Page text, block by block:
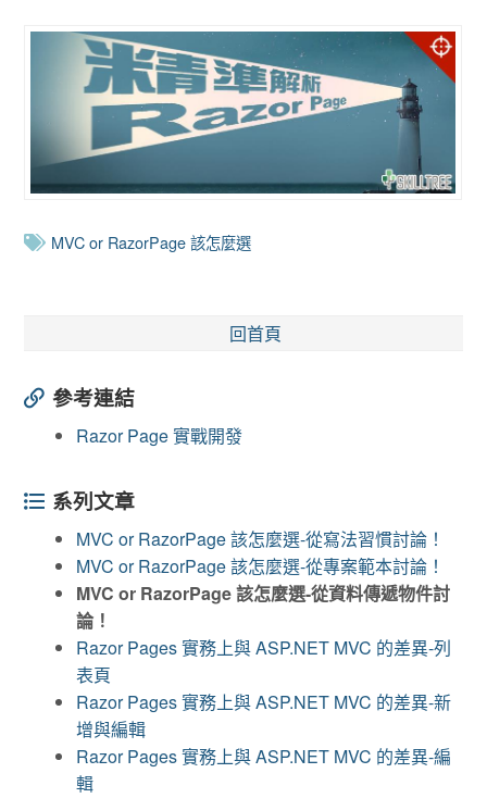
MVC or RazorPage 該怎麼選
回首頁
參考連結
Razor Page 實戰開發
系列文章
MVC or RazorPage 該怎麼選-從寫法習慣討論！
MVC or RazorPage 該怎麼選-從專案範本討論！
MVC or RazorPage 該怎麼選-從資料傳遞物件討
論！
Razor Pages 實務上與 ASP.NET MVC 的差異-列
表頁
Razor Pages 實務上與 ASP.NET MVC 的差異-新
增與編輯
Razor Pages 實務上與 ASP.NET MVC 的差異-編
輯